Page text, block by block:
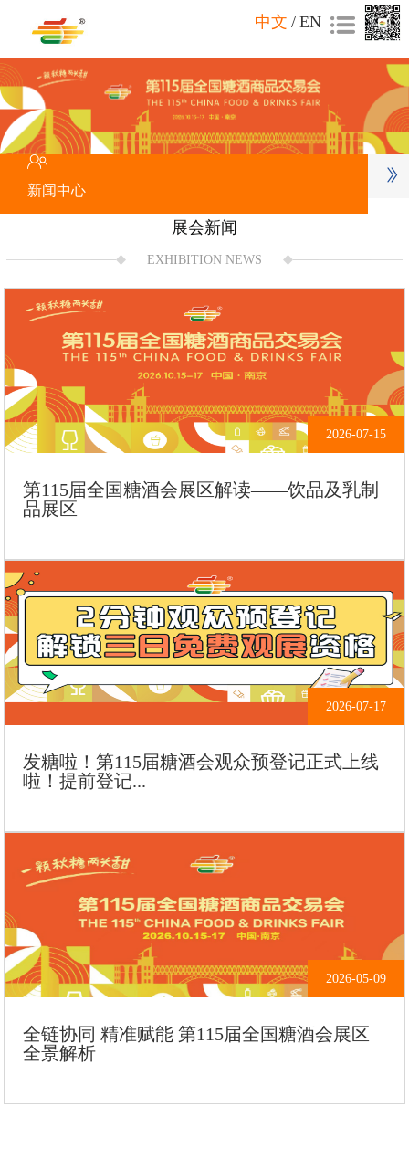
中文 / EN
新闻中心
展会新闻
EXHIBITION NEWS
2026-07-15
第115届全国糖酒会展区解读——饮品及乳制
品展区
2026-07-17
发糖啦！第115届糖酒会观众预登记正式上线
啦！提前登记...
2026-05-09
全链协同 精准赋能 第115届全国糖酒会展区
全景解析